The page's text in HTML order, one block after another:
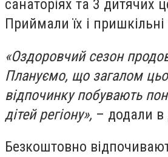
санаторіях та 3 дитячих
Приймали їх і
«Оздоровчий сезон
Плануємо, що загалом
відпочинку побувають
дітей регіону», – додали в
Безкоштовно